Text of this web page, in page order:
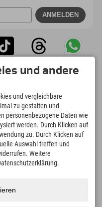
4.634km
Pisten zum Skifahren und
97
und andere
und vergleichbare
zu gestalten und
personenbezogene Daten wie
werden. Durch Klicken auf
zu. Durch Klicken auf
Auswahl treffen und
Weitere